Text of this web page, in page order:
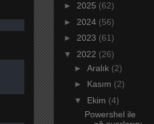
► 2025 (62)
► 2024 (56)
► 2023 (61)
▼ 2022 (26)
► Aralık (2)
► Kasım (2)
▼ Ekim (4)
Powershel ile